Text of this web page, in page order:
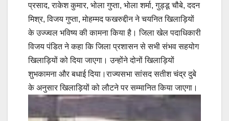
प्रसाद, राकेश कुमार, भोला गुप्ता, भोला शर्मा, गुड्डू चौबे, ददन
मिश्र, विजय गुप्ता, मोहम्मद फखरुद्दीन ने चयनित खिलाड़ियों
के उज्ज्वल भविष्य की कामना किया है। जिला खेल पदाधिकारी
विजय पंडित ने कहा कि जिला प्रशासन से सभी संभव सहयोग
खिलाड़ियों को दिया जाएगा। उन्होंने दोनों खिलाड़ियों
शुभकामना और बधाई दिया।राज्यसभा सांसद सतीश चंद्र दुबे
के अनुसार खिलाड़ियों को लौटने पर सम्मानित किया जाएगा।